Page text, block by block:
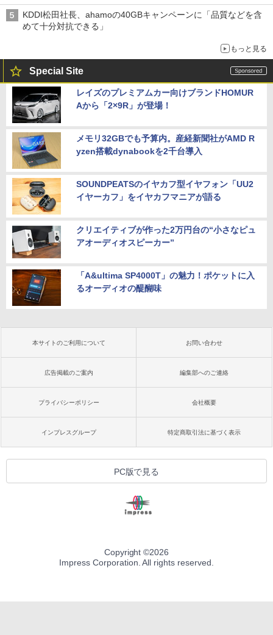
穴と楽天モバイルの課題
KDDI松田社長、ahamoの40GBキャンペーンに「品質などを含
めて十分対抗できる」
もっと見る
Special Site
レイズのプレミアムカー向けブランドHOMUR
Aから「2×9R」が登場！
メモリ32GBでも予算内。産経新聞社がAMD R
yzen搭載dynabookを2千台導入
SOUNDPEATSのイヤカフ型イヤフォン「UU2
イヤーカフ」をイヤカフマニアが語る
クリエイティブが作った2万円台の“小さなピュ
アオーディオスピーカー”
「A&ultima SP4000T」の魅力！ポケットに入
るオーディオの醍醐味
本サイトのご利用について お問い合わせ
広告掲載のご案内 編集部へのご連絡
プライバシーポリシー 会社概要
インプレスグループ 特定商取引法に基づく表示
PC版で見る
Copyright ©2026
Impress Corporation. All rights reserved.